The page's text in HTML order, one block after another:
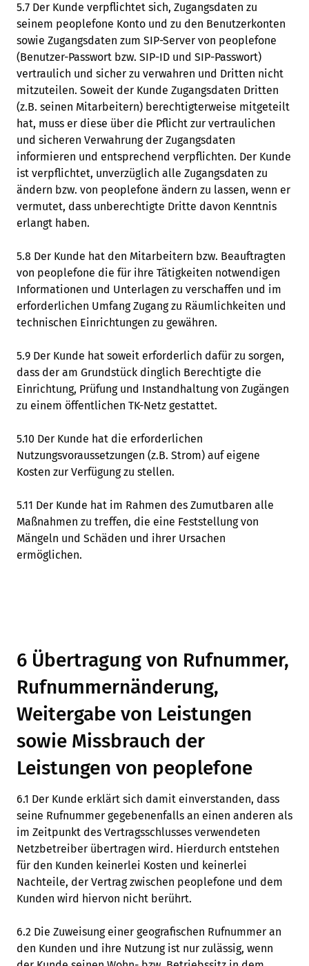
5.7 Der Kunde verpflichtet sich, Zugangsdaten zu
seinem peoplefone Konto und zu den Benutzerkonten
sowie Zugangsdaten zum SIP-Server von peoplefone
(Benutzer-Passwort bzw. SIP-ID und SIP-Passwort)
vertraulich und sicher zu verwahren und Dritten nicht
mitzuteilen. Soweit der Kunde Zugangsdaten Dritten
(z.B. seinen Mitarbeitern) berechtigterweise mitgeteilt
hat, muss er diese über die Pflicht zur vertraulichen
und sicheren Verwahrung der Zugangsdaten
informieren und entsprechend verpflichten. Der Kunde
ist verpflichtet, unverzüglich alle Zugangsdaten zu
ändern bzw. von peoplefone ändern zu lassen, wenn er
vermutet, dass unberechtigte Dritte davon Kenntnis
erlangt haben.
5.8 Der Kunde hat den Mitarbeitern bzw. Beauftragten
von peoplefone die für ihre Tätigkeiten notwendigen
Informationen und Unterlagen zu verschaffen und im
erforderlichen Umfang Zugang zu Räumlichkeiten und
technischen Einrichtungen zu gewähren.
5.9 Der Kunde hat soweit erforderlich dafür zu sorgen,
dass der am Grundstück dinglich Berechtigte die
Einrichtung, Prüfung und Instandhaltung von Zugängen
zu einem öffentlichen TK-Netz gestattet.
5.10 Der Kunde hat die erforderlichen
Nutzungsvoraussetzungen (z.B. Strom) auf eigene
Kosten zur Verfügung zu stellen.
5.11 Der Kunde hat im Rahmen des Zumutbaren alle
Maßnahmen zu treffen, die eine Feststellung von
Mängeln und Schäden und ihrer Ursachen
ermöglichen.
6 Übertragung von Rufnummer,
Rufnummernänderung,
Weitergabe von Leistungen
sowie Missbrauch der
Leistungen von peoplefone
6.1 Der Kunde erklärt sich damit einverstanden, dass
seine Rufnummer gegebenenfalls an einen anderen als
im Zeitpunkt des Vertragsschlusses verwendeten
Netzbetreiber übertragen wird. Hierdurch entstehen
für den Kunden keinerlei Kosten und keinerlei
Nachteile, der Vertrag zwischen peoplefone und dem
Kunden wird hiervon nicht berührt.
6.2 Die Zuweisung einer geografischen Rufnummer an
den Kunden und ihre Nutzung ist nur zulässig, wenn